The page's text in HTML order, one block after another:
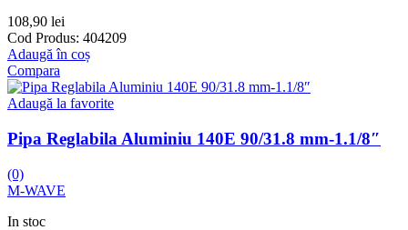
108,90 lei
Cod Produs: 404209
Adaugă în coș
Compara
Adaugă la favorite
Pipa Reglabila Aluminiu 140E 90/31.8 mm-1.1/8″
(0)
M-WAVE
In stoc